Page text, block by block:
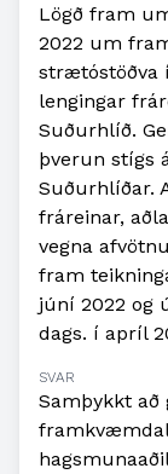
Lögð fram
2022 um
strætóstöðva
lengingar
Suðurhlíð.
þverun stígs
Suðurhlíðar.
fráreinar,
vegna
fram
júní 2022 og
dags. í apríl
SVAR
Samþykkt að